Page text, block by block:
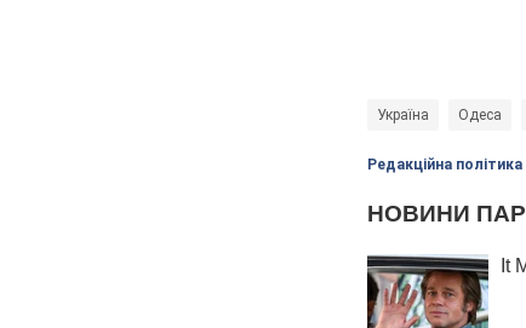
Україна Одеса
Редакційна політика